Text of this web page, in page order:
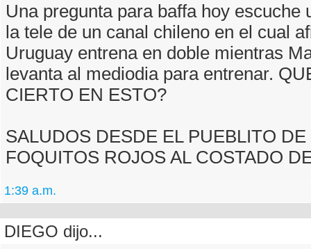
Una pregunta para baffa hoy escuche
la tele de un canal chileno en el cual
Uruguay entrena en doble mientras
levanta al mediodia para entrenar.
CIERTO EN ESTO?
SALUDOS DESDE EL PUEBLITO DE
FOQUITOS ROJOS AL COSTADO
1:39 a.m.
DIEGO dijo...